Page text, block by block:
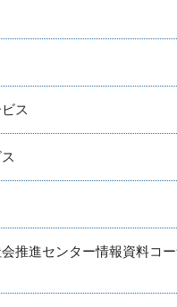
ス
推進センター情報資料コ